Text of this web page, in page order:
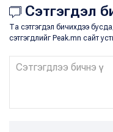
Сэтгэгдэл
Та сэтгэгдэл бичихдээ
сэтгэгдлийг Peak.mn сайт